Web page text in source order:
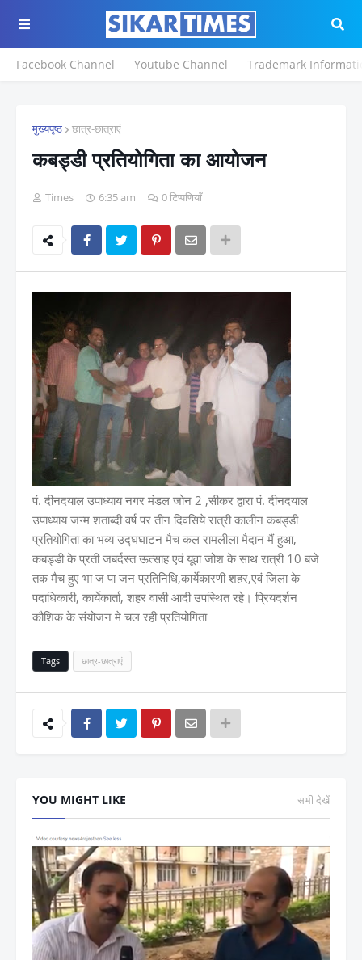
Facebook Channel Youtube Channel Trademark
मुख्यपृष्ठ छात्र-छात्राएं
कबड्डी प्रतियोगिता का आयोजन
Times 6:35 am 0 टिप्पणियाँ
पं. दीनदयाल उपाध्याय नगर मंडल जोन 2 ,सीकर द्वारा पं. दीनदयाल
उपाध्याय जन्म शताब्दी वर्ष पर तीन दिवसिये रात्री कालीन कबड्डी
प्रतियोगिता का भव्य उद्घघाटन मैच कल रामलीला मैदान मैं हुआ,
कबड्डी के प्रती जबर्दस्त ऊत्साह एवं यूवा जोश के साथ रात्री 10 बजे
तक मैच हुए भा ज पा जन प्रतिनिधि,कार्येकारणी शहर,एवं जिला के
पदाधिकारी, कार्येकार्ता, शहर वासी आदी उपस्थित रहे। प्रियदर्शन
कौशिक के संयोजन मे चल रही प्रतियोगिता
Tags छात्र-छात्राएं
YOU MIGHT LIKE सभी देखें